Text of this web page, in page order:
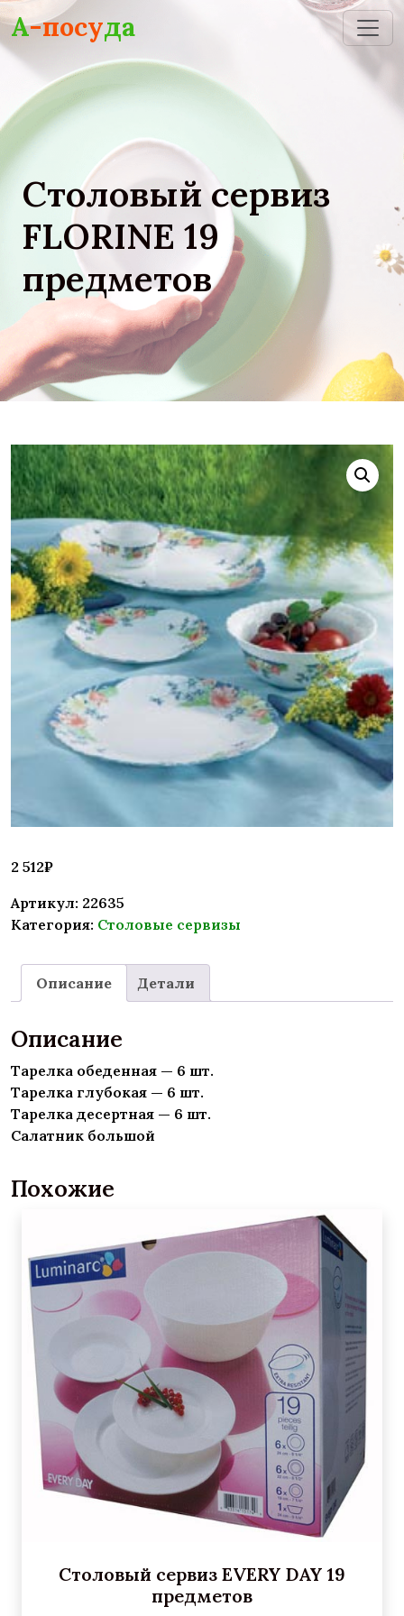
Skip to main content
А-посуда
Столовый сервиз
FLORINE 19
предметов
2 512₽
Артикул: 22635
Категория: Столовые сервизы
Описание Детали
Описание
Тарелка обеденная — 6 шт.
Тарелка глубокая — 6 шт.
Тарелка десертная — 6 шт.
Салатник большой
Похожие
Столовый сервиз EVERY DAY 19
предметов